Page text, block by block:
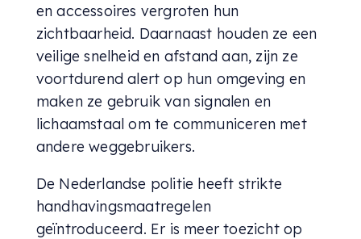
en accessoires vergroten hun
zichtbaarheid. Daarnaast houden ze een
veilige snelheid en afstand aan, zijn ze
voortdurend alert op hun omgeving en
maken ze gebruik van signalen en
lichaamstaal om te communiceren met
andere weggebruikers.
De Nederlandse politie heeft strikte
handhavingsmaatregelen
geïntroduceerd. Er is meer toezicht op